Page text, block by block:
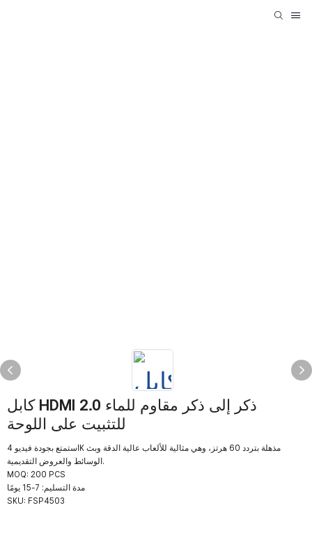
كابل HDMI 2.0 ذكر إلى ذكر مقاوم للماء
للتثبيت على اللوحة
استمتع بجودة فيديو 4K مذهلة بتردد 60 هرتز، وهي مثالية للألعاب عالية الدقة وبث
الوسائط والعروض التقديمية.
MOQ: 200 PCS
مدة التسليم: 7-15 يومًا
SKU: FSP4503